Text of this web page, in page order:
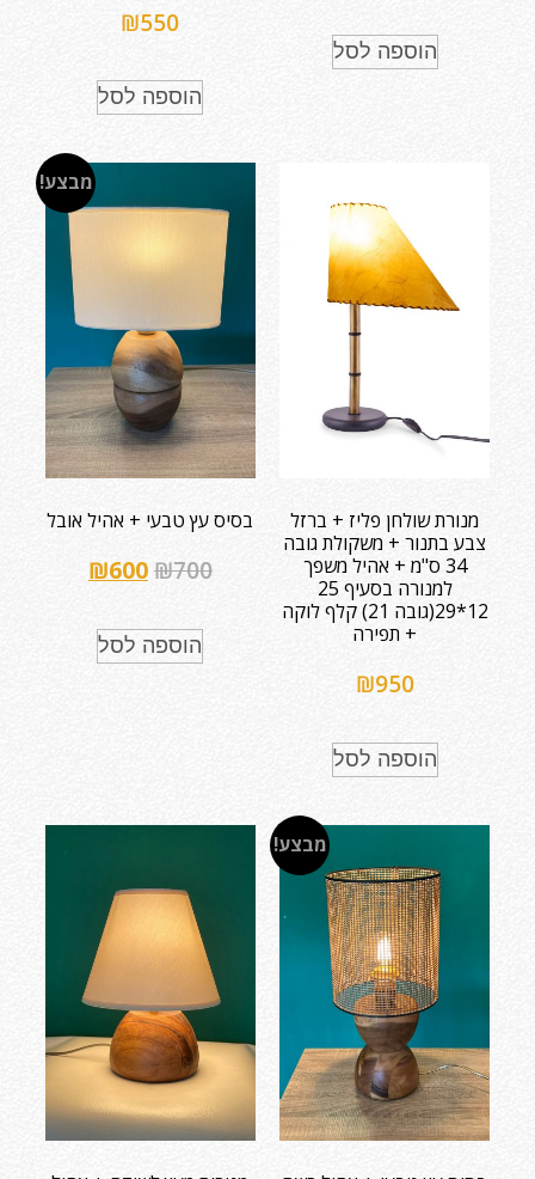
הוספה לסל
₪550
הוספה לסל
מנורת שולחן פליז + ברזל
צבע בתנור + משקולת גובה
34 ס"מ + אהיל משפך
למנורה בסעיף 25
12*29(גובה 21) קלף לוקה
+ תפירה
₪950
הוספה לסל
מבצע!
בסיס עץ טבעי + אהיל אובל
₪700
₪600
הוספה לסל
מבצע!